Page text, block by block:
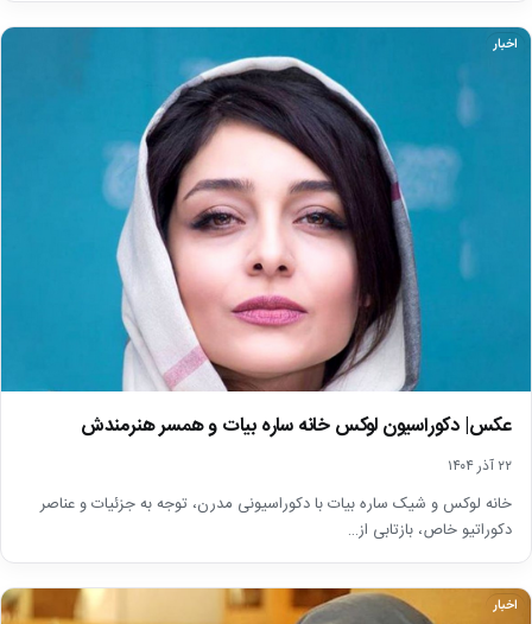
اخبار
عکس| دکوراسیون لوکس خانه ساره بیات و همسر هنرمندش
۲۲ آذر ۱۴۰۴
خانه لوکس و شیک ساره بیات با دکوراسیونی مدرن، توجه به جزئیات و عناصر
دکوراتیو خاص، بازتابی از…
اخبار